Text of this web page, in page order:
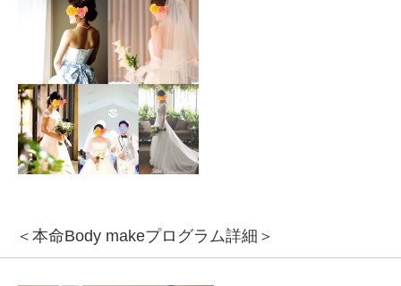
＜本命Body makeプログラム詳細＞